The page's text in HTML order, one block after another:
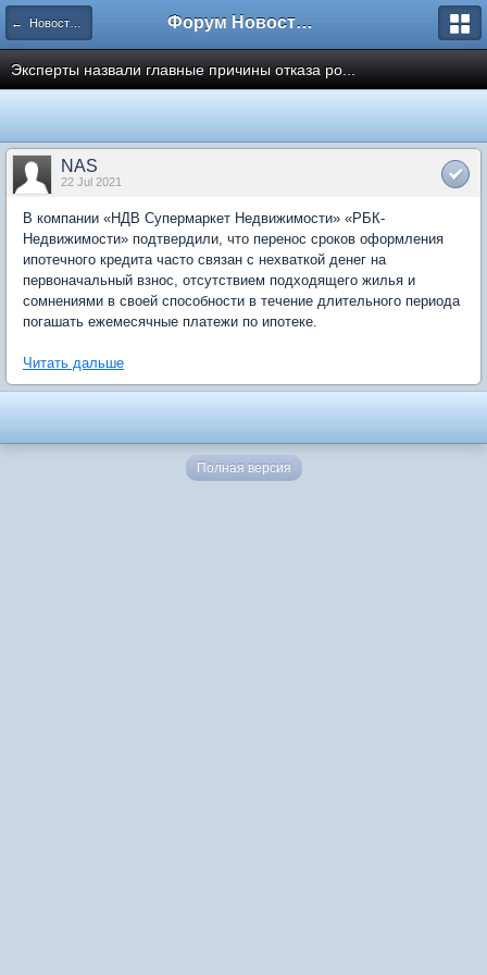
← Новости рынка недвижимости Форум Новостройки
Эксперты назвали главные причины отказа ро...
NAS
22 Jul 2021
В компании «НДВ Супермаркет Недвижимости» «РБК-
Недвижимости» подтвердили, что перенос сроков оформления
ипотечного кредита часто связан с нехваткой денег на
первоначальный взнос, отсутствием подходящего жилья и
сомнениями в своей способности в течение длительного периода
погашать ежемесячные платежи по ипотеке.
Читать дальше
Полная версия